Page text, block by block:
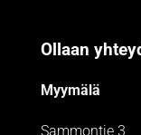
Ollaan
Myymälä
Sammontie 3